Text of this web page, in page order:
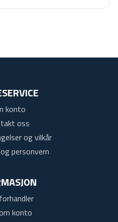
konto
oss
og vilkår
personvern
konto